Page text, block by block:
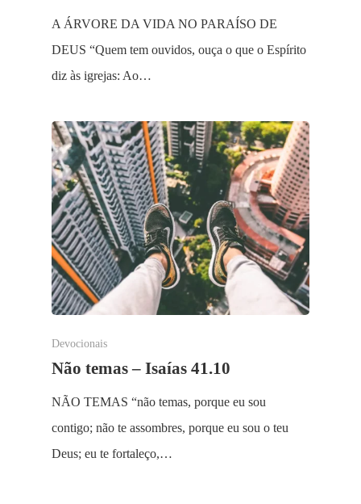
A ÁRVORE DA VIDA NO PARAÍSO DE
DEUS “Quem tem ouvidos, ouça o que o Espírito
diz às igrejas: Ao…
Devocionais
Não temas – Isaías 41.10
NÃO TEMAS “não temas, porque eu sou
contigo; não te assombres, porque eu sou o teu
Deus; eu te fortaleço,…